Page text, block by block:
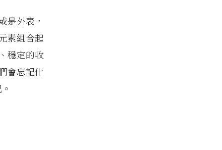
是外表，
素組合起
穩定的收
會忘記什